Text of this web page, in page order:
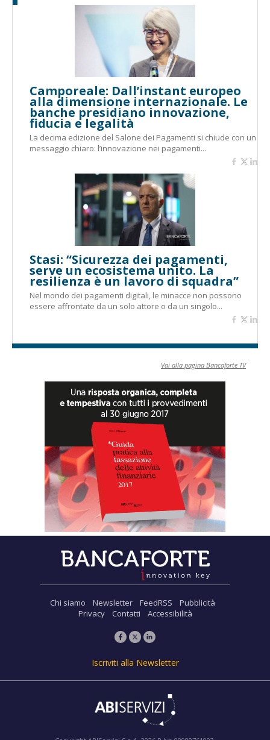
Camporeale: Dall’instant europeo
alla dimensione internazionale. Le
banche presidiano innovazione,
fiducia e legalità
La decima edizione del Salone dei Pagamenti si chiude con un
messaggio chiaro: l’innovazione nei pagamenti...
Stasi: “Sicurezza dei pagamenti,
serve un ecosistema unito. La
resilienza è un lavoro di squadra”
Nel mondo dei pagamenti digitali, le minacce non possono
essere affrontate da un solo attore o da un singolo...
Vai alla pagina Bancaforte TV
Chi siamo Newsletter FeedRSS
Pubblicità
Privacy
Contatti Accessibilità
Iscriviti alla Newsletter